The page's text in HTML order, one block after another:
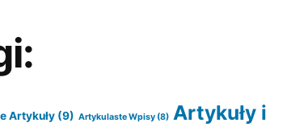
Artykuły (9) Artykulaste Wpisy (8) Artykuły i